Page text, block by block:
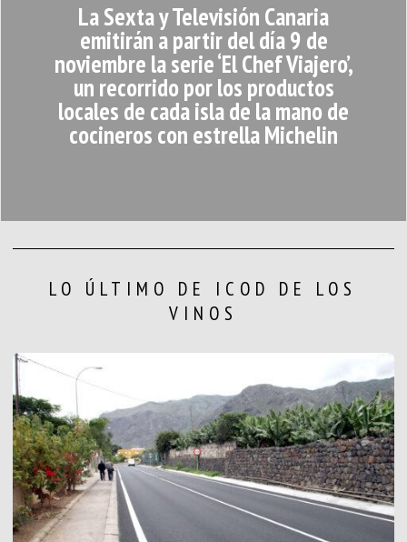
La Sexta y Televisión Canaria
emitirán a partir del día 9 de
noviembre la serie ‘El Chef Viajero’,
un recorrido por los productos
locales de cada isla de la mano de
cocineros con estrella Michelin
LO ÚLTIMO DE ICOD DE LOS
VINOS